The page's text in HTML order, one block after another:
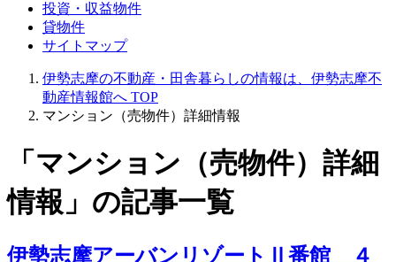
投資・収益物件
貸物件
サイトマップ
伊勢志摩の不動産・田舎暮らしの情報は、伊勢志摩不
動産情報館へ TOP
マンション（売物件）詳細情報
「マンション（売物件）詳細
情報」の記事一覧
伊勢志摩アーバンリゾートⅡ番館 ４